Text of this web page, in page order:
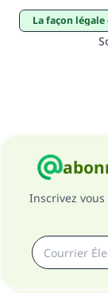
la façon légale
Inscrivez